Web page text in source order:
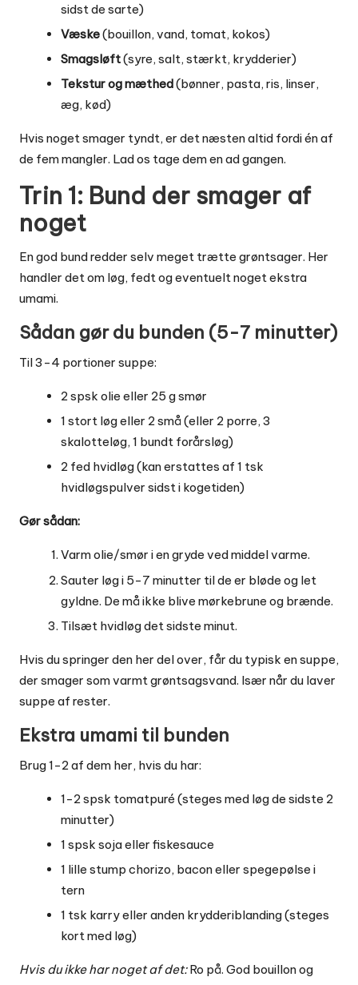
sidst de sarte)
Væske(bouillon, vand, tomat, kokos)
Smagsløft(syre, salt, stærkt, krydderier)
Tekstur og mæthed(bønner, pasta, ris, linser,
æg, kød)
Hvis noget smager tyndt, er det næsten altid fordi én af
de fem mangler. Lad os tage dem en ad gangen.
Trin 1: Bund der smager af
noget
En god bund redder selv meget trætte grøntsager. Her
handler det om løg, fedt og eventuelt noget ekstra
umami.
Sådan gør du bunden (5-7 minutter)
Til 3-4 portioner suppe:
2 spsk olie eller 25 g smør
1 stort løg eller 2 små (eller 2 porre, 3
skalotteløg, 1 bundt forårsløg)
2 fed hvidløg (kan erstattes af 1 tsk
hvidløgspulver sidst i kogetiden)
Gør sådan:
Varm olie/smør i en gryde ved middel varme.
Sauter løg i 5-7 minutter til de er bløde og let
gyldne. De må ikke blive mørkebrune og brænde.
Tilsæt hvidløg det sidste minut.
Hvis du springer den her del over, får du typisk en suppe,
der smager som varmt grøntsagsvand. Især når du laver
suppe af rester.
Ekstra umami til bunden
Brug 1-2 af dem her, hvis du har:
1-2 spsk tomatpuré (steges med løg de sidste 2
minutter)
1 spsk soja eller fiskesauce
1 lille stump chorizo, bacon eller spegepølse i
tern
1 tsk karry eller anden krydderiblanding (steges
kort med løg)
Hvis du ikke har noget af det:Ro på. God bouillon og